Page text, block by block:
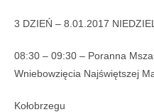
3 DZIEŃ – 8.01.2017
08:30 – 09:30 – Poranna
Wniebowzięcia Najświętszej
Kołobrzegu